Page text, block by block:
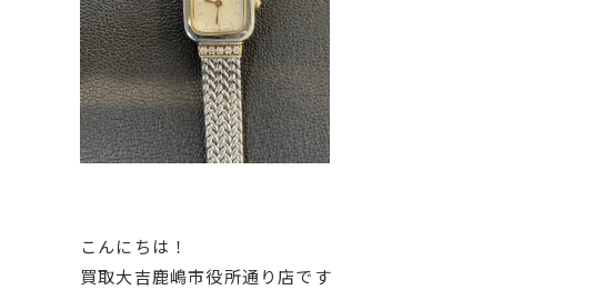
こんにちは！
買取大吉鹿嶋市役所通り店です